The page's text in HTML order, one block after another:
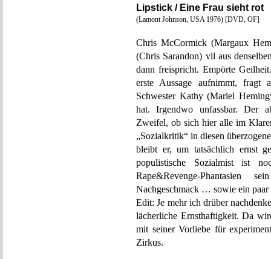
Lipstick / Eine Frau sieht rot
(Lamont Johnson, USA 1976) [DVD, OF]
Chris McCormick (Margaux
(Chris Sarandon) vll aus
dann freispricht. Empörte
erste Aussage aufnimmt,
Schwester Kathy (Mariel
hat. Irgendwo unfassbar. Der
Zweifel, ob sich hier alle im
„Sozialkritik“ in diesen
bleibt er, um tatsächlich ernst
populistische Sozialmist ist
Rape&Revenge-Phantasien
Nachgeschmack … sowie ein paar
Edit: Je mehr ich drüber
lächerliche Ernsthaftigkeit. Da
mit seiner Vorliebe für
Zirkus.